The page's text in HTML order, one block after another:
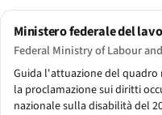
Ministero federale del
Federal Ministry of Labour
Guida l'attuazione del
la proclamazione sui diritti
nazionale sulla disabilità del